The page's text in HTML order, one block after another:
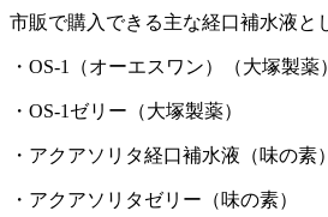
市販で購入できる主な経口補水液と
・OS-1（オーエスワン）（大塚製薬）
・OS-1ゼリー（大塚製薬）
・アクアソリタ経口補水液（味の素）
・アクアソリタゼリー（味の素）